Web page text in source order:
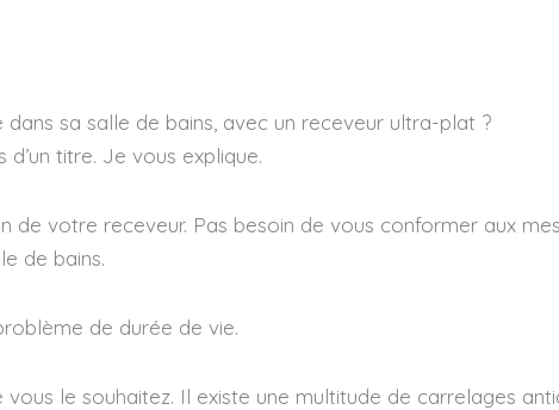
dans sa salle de bains, avec un receveur ultra-plat ?
titre. Je vous explique.
de votre receveur. Pas besoin de vous conformer aux
de bains.
de durée de vie.
vous le souhaitez. Il existe une multitude de carrelages